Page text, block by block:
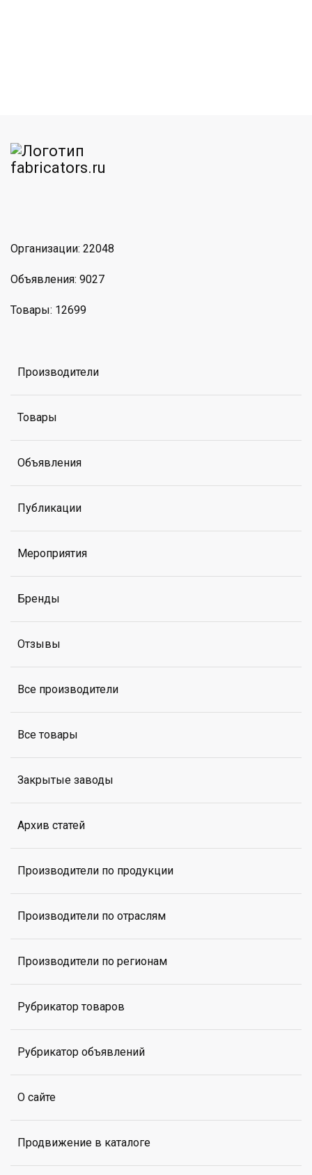
Организации: 22048
Объявления: 9027
Товары: 12699
Производители
Товары
Объявления
Публикации
Мероприятия
Бренды
Отзывы
Все производители
Все товары
Закрытые заводы
Архив статей
Производители по продукции
Производители по отраслям
Производители по регионам
Рубрикатор товаров
Рубрикатор объявлений
О сайте
Продвижение в каталоге